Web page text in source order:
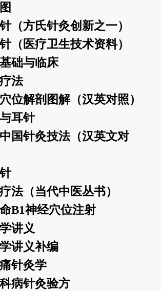
（方氏针灸创新之一）
（医疗卫生技术资料）
础与临床
法
位解剖图解（汉英对照）
耳针
国针灸技法（汉英文对
法（当代中医丛书）
B1神经穴位注射
讲义
讲义补编
针灸学
病针灸验方